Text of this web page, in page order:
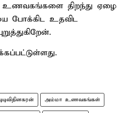
உணவகங்களை திறந்து ஏழை
போக்கிட உதவிட
அம்மா உணவகங்கள்